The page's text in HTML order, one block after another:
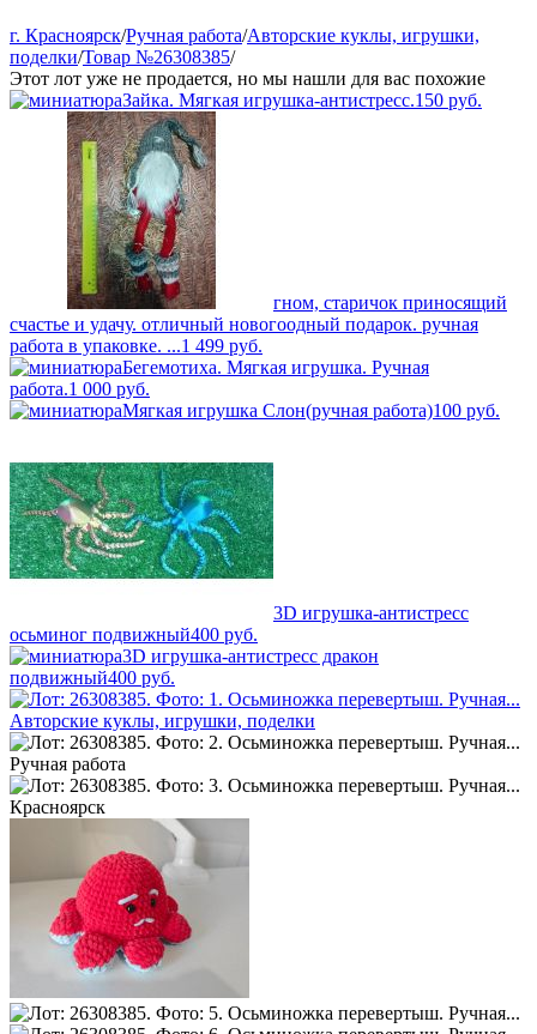
г. Красноярск/Ручная работа/Авторские куклы, игрушки,
поделки/Товар №26308385/
Этот лот уже не продается, но мы нашли для вас похожие
Зайка. Мягкая игрушка-антистресс.150 руб.
гном, старичок приносящий
счастье и удачу. отличный новогоодный подарок. ручная
работа в упаковке. ...1 499 руб.
Бегемотиха. Мягкая игрушка. Ручная
работа.1 000 руб.
Мягкая игрушка Слон(ручная работа)100 руб.
3D игрушка-антистресс
осьминог подвижный400 руб.
3D игрушка-антистресс дракон
подвижный400 руб.